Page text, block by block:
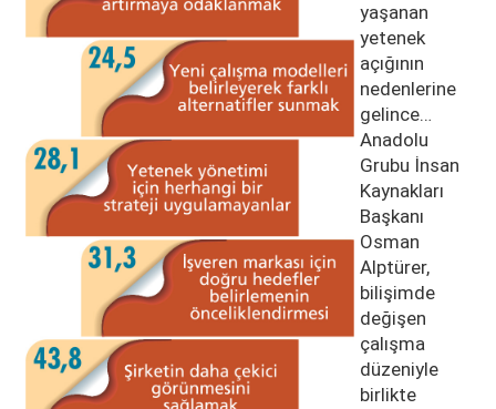
yaşanan
yetenek
açığının
nedenlerine
gelince…
Anadolu
Grubu İnsan
Kaynakları
Başkanı
Osman
Alptürer,
bilişimde
değişen
çalışma
düzeniyle
birlikte